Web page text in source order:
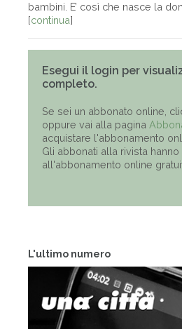
L'ultimo numero
bambini. E’ così che nasce la
[continua]
Esegui il login per
completo.
Se sei un abbonato online,
oppure vai alla pagina
acquistare l'abbonamento
Gli abbonati alla rivista hanno
all'abbonamento online